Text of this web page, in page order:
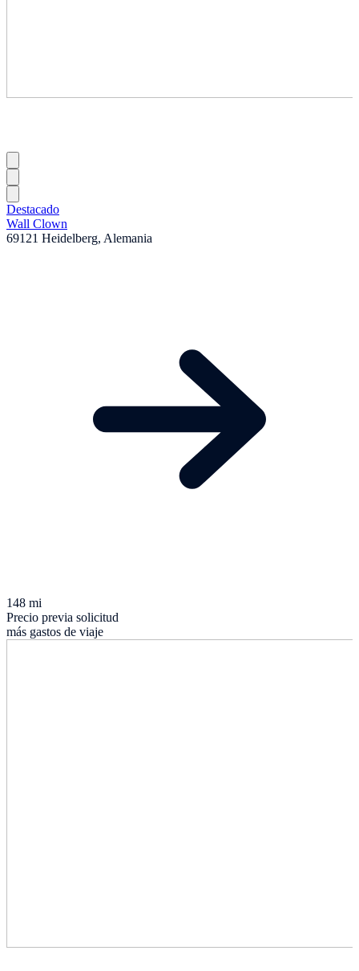
Destacado
Wall Clown
69121 Heidelberg, Alemania
148 mi
Precio previa solicitud
más gastos de viaje